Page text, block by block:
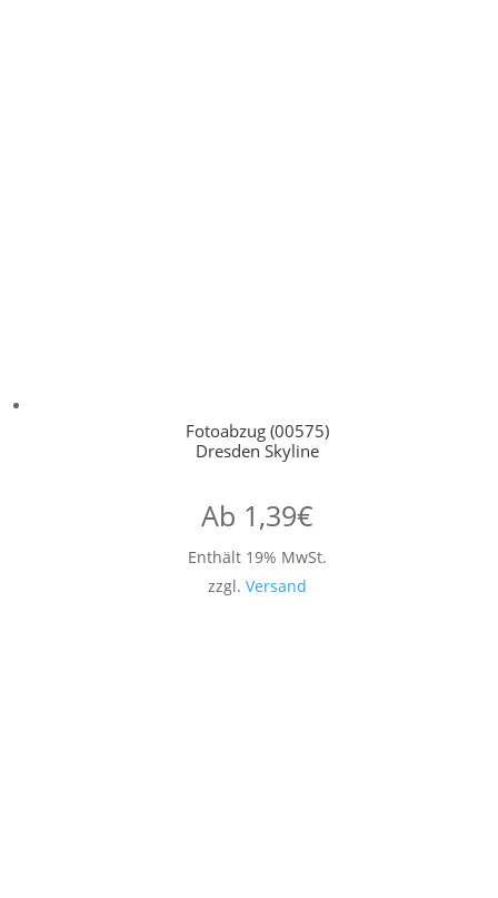
Fotoabzug (00575)
Dresden Skyline
Ab 1,39€
Enthält 19% MwSt.
zzgl. Versand